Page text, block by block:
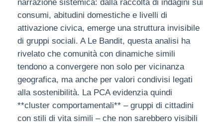
narrazione sistemica: dalla raccolta di indagini sui
consumi, abitudini domestiche e livelli di
attivazione civica, emerge una struttura invisibile
di gruppi sociali. A Le Bandit, questa analisi ha
rivelato che comunità con dinamiche simili
tendono a convergere non solo per vicinanza
geografica, ma anche per valori condivisi legati
alla sostenibilità. La PCA evidenzia quindi
**cluster comportamentali** – gruppi di cittadini
con stili di vita simili – che non sarebbero visibili